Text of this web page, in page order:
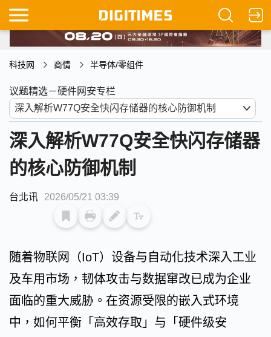
科技网 商情 半导体/零组件
议题精选－硬件网安专栏
深入解析W77Q安全快闪存储器
的核心防御机制
台北讯 2026/05/21 03:39
随着物联网（IoT）设备与自动化技术深入工业
及车用市场，韧体攻击与数据窜改已成为企业
面临的重大威胁。在资源受限的嵌入式环境
中，如何平衡「高效存取」与「硬件级安